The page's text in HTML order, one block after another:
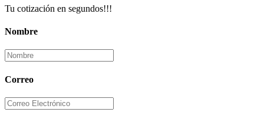
Tu cotización en segundos!!!
Nombre
Correo